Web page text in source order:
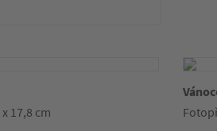
17,8 cm